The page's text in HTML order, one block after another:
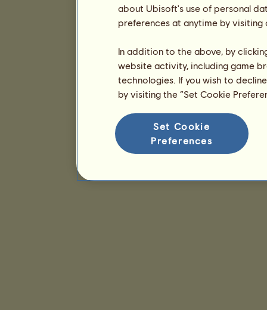
about Ubisoft's use of personal
preferences at anytime by
In addition to the above, by
website activity, including game
technologies. If you wish to
by visiting the “Set Cookie
Set Cookie
Preferences